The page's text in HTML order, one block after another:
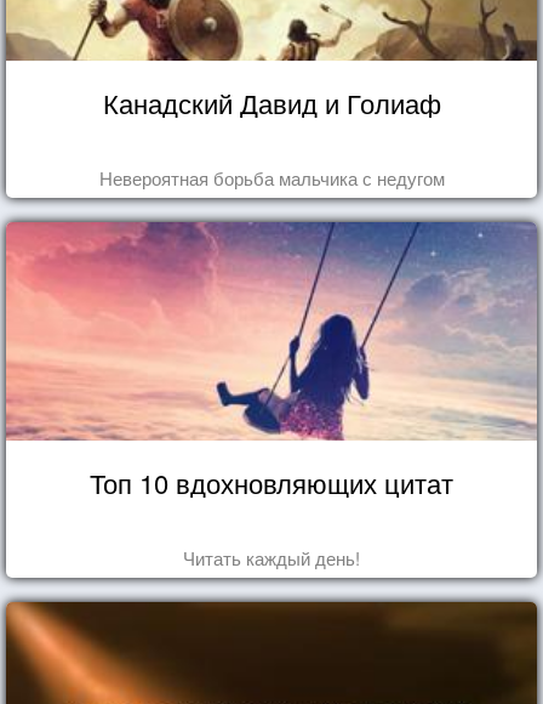
Канадский Давид и Голиаф
Невероятная борьба мальчика с недугом
Топ 10 вдохновляющих цитат
Читать каждый день!